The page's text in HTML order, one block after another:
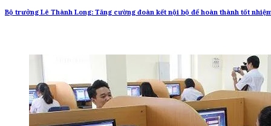
Bộ trưởng Lê Thành Long: Tăng cường đoàn kết nội bộ để hoàn thành tốt